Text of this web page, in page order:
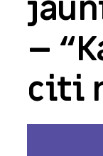
–
citi